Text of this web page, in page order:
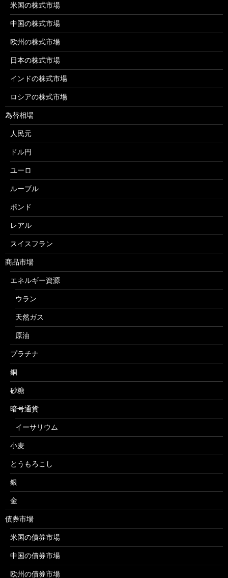
米国の株式市場
中国の株式市場
欧州の株式市場
日本の株式市場
インドの株式市場
ロシアの株式市場
為替相場
人民元
ドル円
ユーロ
ルーブル
ポンド
レアル
スイスフラン
商品市場
エネルギー資源
ウラン
天然ガス
原油
プラチナ
銅
砂糖
暗号通貨
イーサリウム
小麦
とうもろこし
銀
金
債券市場
米国の債券市場
中国の債券市場
欧州の債券市場